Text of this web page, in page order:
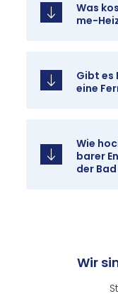
Was
me-
Gibt es
ei­ne
Wie
ba­rer
der
Wir